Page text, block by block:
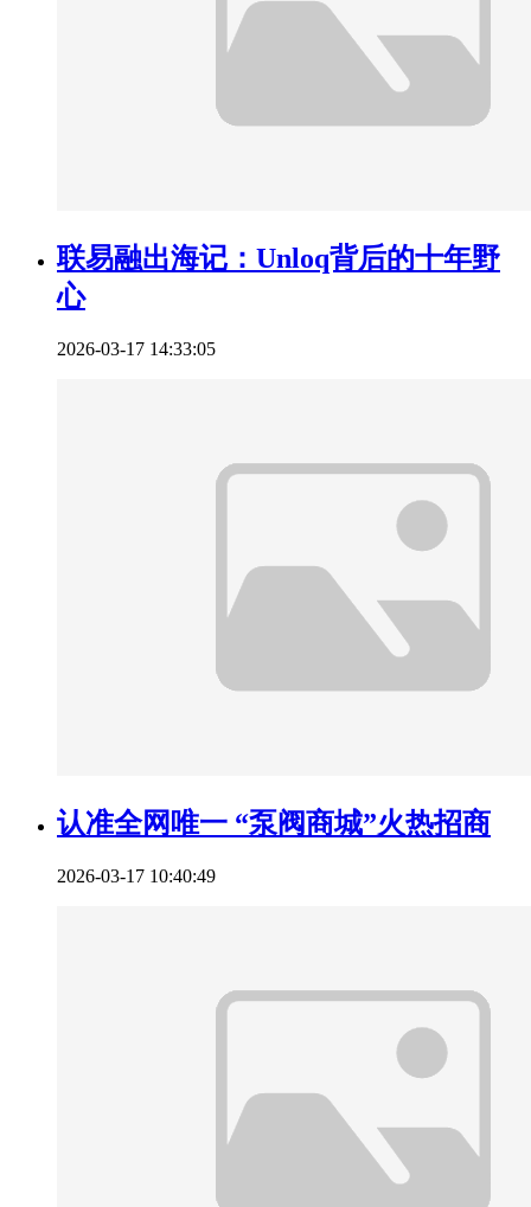
联易融出海记：Unloq背后的十年野
心
2026-03-17 14:33:05
认准全网唯一 “泵阀商城”火热招商
2026-03-17 10:40:49